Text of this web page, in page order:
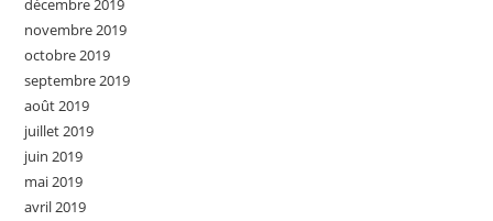
décembre 2019
novembre 2019
octobre 2019
septembre 2019
août 2019
juillet 2019
juin 2019
mai 2019
avril 2019